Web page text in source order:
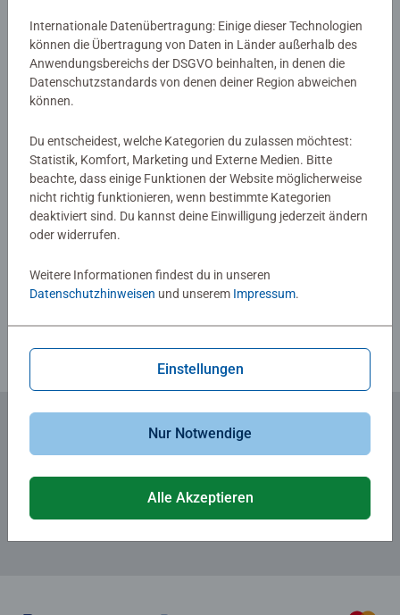
Party steht dann gemeinsamer Bastelspaß mit bis zu 6
Gästen an. Hier kann jedes Kind einen farbenfrohen
Schlüsselanhänger, einen Taschen-Charm sowie ein
buntes Perlen-Armband kreieren. So wird die Feier zur
Noch keine Bewertungen
abgegeben
0/0
... und 5 € Gutschein sichern!
Internationale Datenübertragung: Einige dieser Technologien
können die Übertragung von Daten in Länder außerhalb des
Anwendungsbereichs der DSGVO beinhalten, in denen die
Datenschutzstandards von denen deiner Region abweichen
können.
Du entscheidest, welche Kategorien du zulassen möchtest:
Statistik, Komfort, Marketing und Externe Medien. Bitte
beachte, dass einige Funktionen der Website möglicherweise
nicht richtig funktionieren, wenn bestimmte Kategorien
deaktiviert sind. Du kannst deine Einwilligung jederzeit ändern
oder widerrufen.
Weitere Informationen findest du in unseren
Datenschutzhinweisen und unserem Impressum.
Einstellungen
Nur Notwendige
Alle Akzeptieren